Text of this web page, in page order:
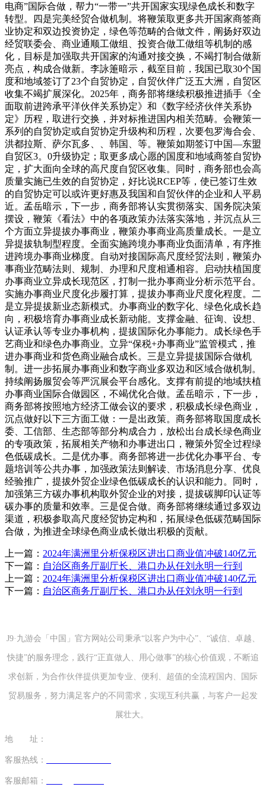
电商”国际合做，帮力“一带一”共开国家实现绿色成长和数字
转型。四是完美经贸合做机制。将鞭策取更多共开国家商签商
业协定和双边投资协定，绿色等范畴的合做文件，阐扬好双边
经贸联委会、商业通顺工做组、投资合做工做组等机制的感
化，目标是加强取共开国家的沟通对接交换，不竭打制合做新
亮点，构成合做新。李詠箑暗示，截至目前，我国已取30个国
度和地域签订了23个自贸协定，自贸伙伴广泛五大洲，自贸区
收集不竭扩展深化。2025年，商务部将继续积极推进插手《全
面取前进跨承平洋伙伴关系协定》和《数字经济伙伴关系协
定》历程，取进行交换，并对标推进国内相关范畴。会鞭策一
系列的自贸协定或自贸协定升级构和历程，次要包罗海合会、
洪都拉斯、萨尔瓦多、、韩国、等。鞭策如期签订中国—东盟
自贸区3。0升级协定；取更多成心愿的国度和地域商签自贸协
定，扩大面向全球的高尺度自贸区收集。同时，商务部也会高
质量实施已生效的自贸协定，好比说RCEP等，使已签订生效
的自贸协定可以或许更好惠及我国和自贸伙伴的企业和人平易
近。孟岳暗示，下一步，商务部将认实贯彻落实、国务院决策
摆设，鞭策《看法》中的各项政策办法落实落地，并沉点从三
个方面立异提拔办事商业，鞭策办事商业高质量成长。一是立
异提拔轨制型程度。全面实施跨境办事商业负面清单，有序推
进跨境办事商业梯度。自动对接国际高尺度经贸法则，鞭策办
事商业范畴法则、规制、办理和尺度相通相容。启动扶植国度
办事商业立异成长现范区，打制一批办事商业分析示范平台。
实施办事商业尺度化步履打算，提拔办事商业尺度化程度。二
是立异提拔新业态新模式。办事商业的数字化、绿色化成长趋
向，积极培育办事商业成长新动能。支撑金融、征询、设想、
认证承认等专业办事机构，提拔国际化办事能力。成长绿色手
艺商业和绿色办事商业。立异“保税+办事商业”监管模式，推
进办事商业和货色商业融合成长。三是立异提拔国际合做机
制。进一步拓展办事商业和数字商业多双边和区域合做机制。
持续阐扬服贸会等严沉展会平台感化。支撑有前提的地域扶植
办事商业国际合做园区，不竭优化合做。孟岳暗示，下一步，
商务部将按照地方经济工做会议的要求，积极成长绿色商业，
沉点做好以下三方面工做：一是出政策。商务部将取国度成长
委、工信部、生态部等部分构成合力，放松出台成长绿色商业
的专项政策，拓展相关产物和办事进出口，鞭策外贸全过程绿
色低碳成长。二是优办事。商务部将进一步优化办事平台、专
题培训等公共办事，加强政策法则解读、市场消息分享、优良
经验推广，提拔外贸企业绿色低碳成长的认识和能力。同时，
加强第三方碳办事机构取外贸企业的对接，提拔碳脚印认证等
碳办事的质量和效率。三是促合做。商务部将继续通过多双边
渠道，积极参取高尺度经贸协定构和，拓展绿色低碳范畴国际
合做，为推进全球绿色商业成长做出积极的贡献。
上一篇： 2024年满洲里分析保税区进出口商业值冲破140亿元
下一篇： 自治区商务厅副厅长、港口办从任刘永明一行到
上一篇： 2024年满洲里分析保税区进出口商业值冲破140亿元
下一篇： 自治区商务厅副厅长、港口办从任刘永明一行到
J9·九游会「中国」官方网站公司秉承“以客户为中心”、“诚信、卓越、
快捷”的服务理念，践行“正直做人、用心做事”的核心价值观，不断追
求创新，为合作伙伴提供更加专业、便利、超值的全流程国内、国际
贸易服务，努力满足客户的不同需求，实现互利共赢，与客户一起发
展壮大。
地 址：
客服热线：
客服邮箱：